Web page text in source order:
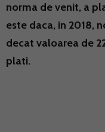
norma de venit, a
este daca, in 2018,
decat valoarea de
plati.